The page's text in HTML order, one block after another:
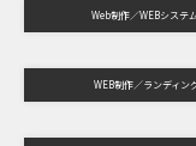
Web制作 WEBシステ
WEB制作 ランディン